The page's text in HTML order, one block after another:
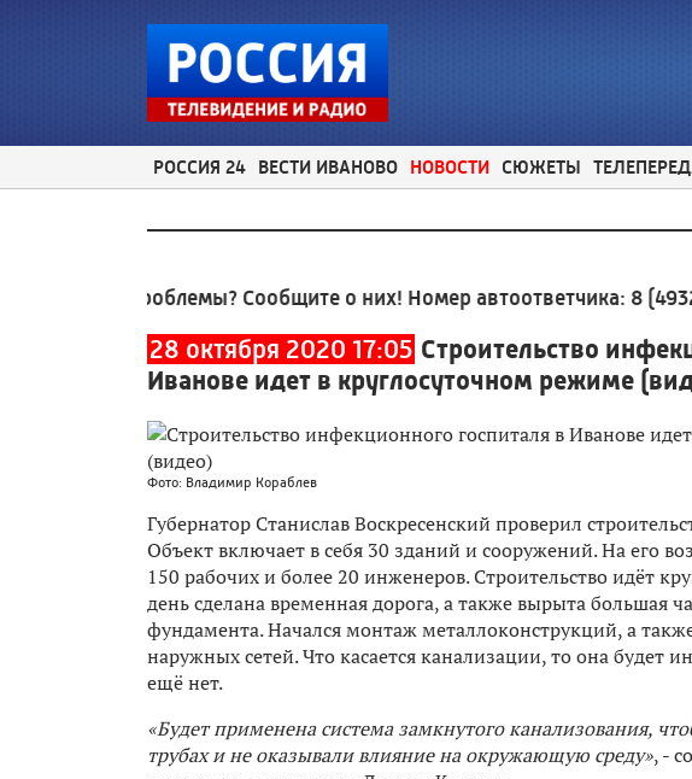
РОССИЯ 24 ВЕСТИ ИВАНОВО НОВОСТИ СЮЖЕТЫ
проблемы? Сообщите о них! Номер автоответчика:8 (4932)
28 октября 2020 17:05 Строительство
Иванове идет в круглосуточном режиме
Фото: Владимир Кораблев
Губернатор Станислав Воскресенский проверил
Объект включает в себя 30 зданий и сооружений. На его
150 рабочих и более 20 инженеров. Строительство идёт
день сделана временная дорога, а также вырыта большая
фундамента. Начался монтаж металлоконструкций, а
наружных сетей. Что касается канализации, то она будет
ещё нет.
«Будет применена система замкнутого канализования,
трубах и не оказывали влияние на окружающую среду», -